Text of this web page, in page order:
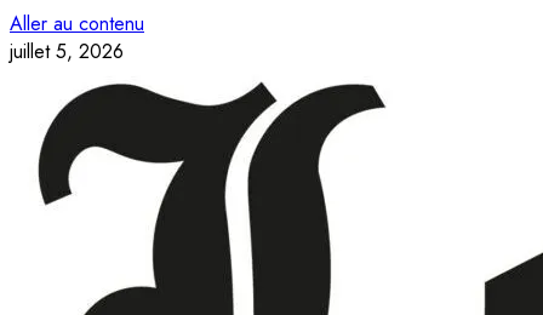
Aller au contenu
juillet 5, 2026